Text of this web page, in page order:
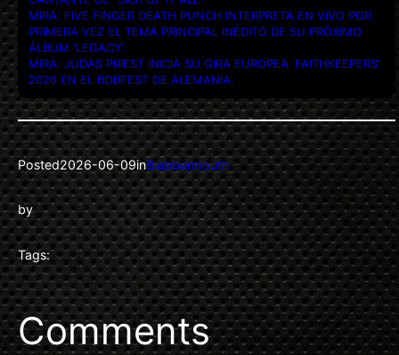
MIRA: FIVE FINGER DEATH PUNCH INTERPRETA EN VIVO POR
PRIMERA VEZ EL TEMA PRINCIPAL INÉDITO DE SU PRÓXIMO
ÁLBUM ‘LEGACY’.
MIRA: JUDAS PRIEST INICIA SU GIRA EUROPEA ‘FAITHKEEPERS’
2026 EN EL BOBFEST DE ALEMANIA.
Posted2026-06-09inBlabbermouth
by
Tags:
Comments